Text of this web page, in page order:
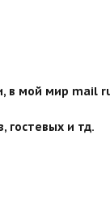
в мой мир mail
гостевых и тд.